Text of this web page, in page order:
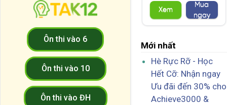
Ôn thi vào 6
Ôn thi vào 10
Ôn thi vào ĐH
Xem
Mua
ngay
Mới nhất
Hè Rực Rỡ - Học
Hết Cỡ: Nhận ngay
Ưu đãi đến 30% cho
Achieve3000 &